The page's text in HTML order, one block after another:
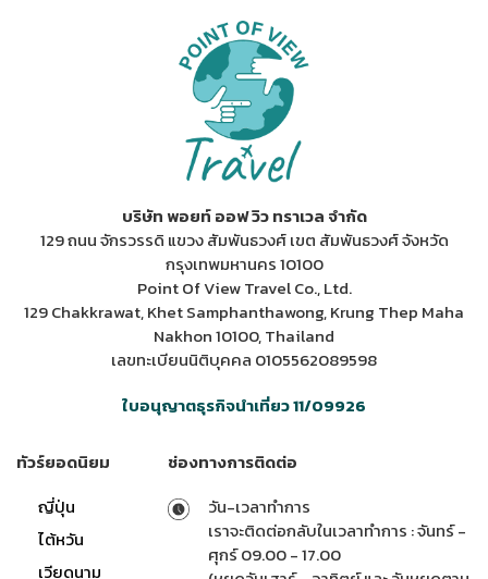
บริษัท พอยท์ ออฟ วิว ทราเวล จำกัด
129 ถนน จักรวรรดิ แขวง สัมพันธวงศ์ เขต สัมพันธวงศ์ จังหวัด
กรุงเทพมหานคร 10100
Point Of View Travel Co., Ltd.
129 Chakkrawat, Khet Samphanthawong, Krung Thep Maha
Nakhon 10100, Thailand
เลขทะเบียนนิติบุคคล 0105562089598
ใบอนุญาตธุรกิจนำเที่ยว 11/09926
ทัวร์ยอดนิยม
ญี่ปุ่น
ไต้หวัน
เวียดนาม
ช่องทางการติดต่อ
วัน-เวลาทำการ
เราจะติดต่อกลับในเวลาทำการ : จันทร์ -
ศุกร์ 09.00 - 17.00